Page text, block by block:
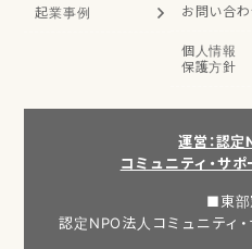
起業事例
お問い合
個人情報
保護方針
運営：認
コミュニティ・サ
■東部
認定NPO法人コミュニティ